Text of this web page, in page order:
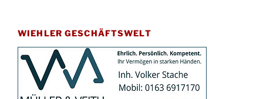
Kinderbibeltag im Ev. Gemeindehaus von 10-
12 Uhr
09.10.
Afterwork-Andacht um 18:00 Uhr in der
Kirche
WIEHLER GESCHÄFTSWELT